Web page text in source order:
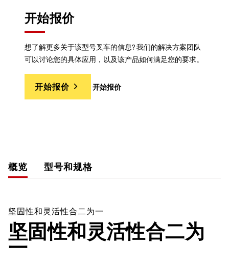
开始报价
想了解更多关于该型号叉车的信息? 我们的解决方案团队
可以讨论您的具体应用，以及该产品如何满足您的要求。
开始报价 开始报价
概览 型号和规格
坚固性和灵活性合二为一
坚固性和灵活性合二为
一